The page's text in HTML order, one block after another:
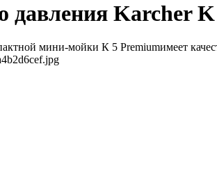
давления Karcher
мини-мойки К 5 Premiumимеет